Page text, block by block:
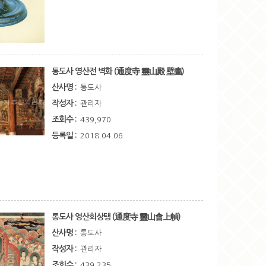
통도사 영산전 벽화 (通度寺 靈山殿 壁畵)
산사명 : 통도사
작성자 : 관리자
조회수 : 439,970
등록일 : 2018.04.06
통도사 영산회상탱 (通度寺 靈山會上幀)
산사명 : 통도사
작성자 : 관리자